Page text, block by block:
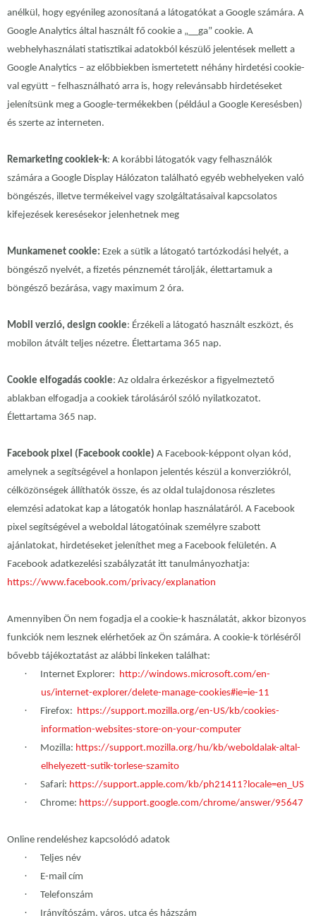
anélkül, hogy egyénileg azonosítaná a látogatókat a Google számára. A
Google Analytics által használt fő cookie a „__ga” cookie. A
webhelyhasználati statisztikai adatokból készülő jelentések mellett a
Google Analytics – az előbbiekben ismertetett néhány hirdetési cookie-
val együtt – felhasználható arra is, hogy relevánsabb hirdetéseket
jelenítsünk meg a Google-termékekben (például a Google Keresésben)
és szerte az interneten.
Remarketing cookiek-k: A korábbi látogatók vagy felhasználók
számára a Google Display Hálózaton található egyéb webhelyeken való
böngészés, illetve termékeivel vagy szolgáltatásaival kapcsolatos
kifejezések keresésekor jelenhetnek meg
Munkamenet cookie: Ezek a sütik a látogató tartózkodási helyét, a
böngésző nyelvét, a fizetés pénznemét tárolják, élettartamuk a
böngésző bezárása, vagy maximum 2 óra.
Mobil verzió, design cookie: Érzékeli a látogató használt eszközt, és
mobilon átvált teljes nézetre. Élettartama 365 nap.
Cookie elfogadás cookie: Az oldalra érkezéskor a figyelmeztető
ablakban elfogadja a cookiek tárolásáról szóló nyilatkozatot.
Élettartama 365 nap.
Facebook pixel (Facebook cookie) A Facebook-képpont olyan kód,
amelynek a segítségével a honlapon jelentés készül a konverziókról,
célközönségek állíthatók össze, és az oldal tulajdonosa részletes
elemzési adatokat kap a látogatók honlap használatáról. A Facebook
pixel segítségével a weboldal látogatóinak személyre szabott
ajánlatokat, hirdetéseket jeleníthet meg a Facebook felületén. A
Facebook adatkezelési szabályzatát itt tanulmányozhatja:
https://www.facebook.com/privacy/explanation
Amennyiben Ön nem fogadja el a cookie-k használatát, akkor bizonyos
funkciók nem lesznek elérhetőek az Ön számára. A cookie-k törléséről
bővebb tájékoztatást az alábbi linkeken találhat:
· Internet Explorer: http://windows.microsoft.com/en-
us/internet-explorer/delete-manage-cookies#ie=ie-11
· Firefox: https://support.mozilla.org/en-US/kb/cookies-
information-websites-store-on-your-computer
· Mozilla: https://support.mozilla.org/hu/kb/weboldalak-altal-
elhelyezett-sutik-torlese-szamito
· Safari: https://support.apple.com/kb/ph21411?locale=en_US
· Chrome: https://support.google.com/chrome/answer/95647
Online rendeléshez kapcsolódó adatok
· Teljes név
· E-mail cím
· Telefonszám
· Irányítószám, város, utca és házszám